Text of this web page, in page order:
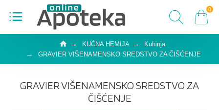
0
KUĆNA HEMIJA
Kuhinja
GRAVIER VIŠENAMENSKO SREDSTVO ZA ČIŠĆENJE
GRAVIER VIŠENAMENSKO SREDSTVO ZA
ČIŠĆENJE